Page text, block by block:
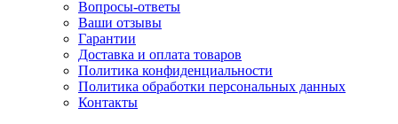
Вопросы-ответы
Ваши отзывы
Гарантии
Доставка и оплата товаров
Политика конфиденциальности
Политика обработки персональных данных
Контакты